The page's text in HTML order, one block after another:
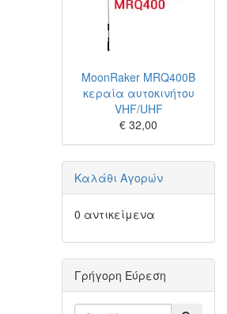
MoonRaker MRQ400B
κεραία αυτοκινήτου
VHF/UHF
€ 32,00
Καλάθι Αγορών
0 αντικείμενα
Γρήγορη Εύρεση